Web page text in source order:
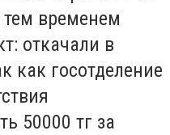
тем временем
откачали в
как госотделение
50000 тг за